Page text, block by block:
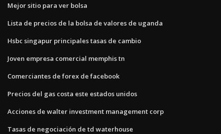
Mejor sitio para ver bolsa
Lista de precios de la bolsa de valores de uganda
Hsbc singapur principales tasas de cambio
Joven empresa comercial memphis tn
Comerciantes de forex de facebook
Precios del gas costa este estados unidos
Acciones de walter investment management corp
Tasas de negociación de td waterhouse